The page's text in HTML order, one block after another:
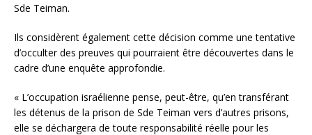
Sde Teiman.
Ils considèrent également cette décision comme une tentative
d’occulter des preuves qui pourraient être découvertes dans le
cadre d’une enquête approfondie.
« L’occupation israélienne pense, peut-être, qu’en transférant
les détenus de la prison de Sde Teiman vers d’autres prisons,
elle se déchargera de toute responsabilité réelle pour les